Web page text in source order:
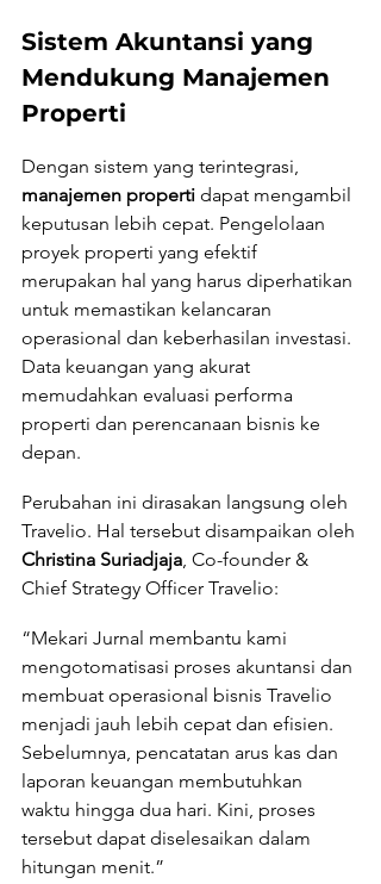
Sistem Akuntansi yang
Mendukung Manajemen
Properti
Dengan sistem yang terintegrasi,
manajemen properti dapat mengambil
keputusan lebih cepat. Pengelolaan
proyek properti yang efektif
merupakan hal yang harus diperhatikan
untuk memastikan kelancaran
operasional dan keberhasilan investasi.
Data keuangan yang akurat
memudahkan evaluasi performa
properti dan perencanaan bisnis ke
depan.
Perubahan ini dirasakan langsung oleh
Travelio. Hal tersebut disampaikan oleh
Christina Suriadjaja, Co-founder &
Chief Strategy Officer Travelio:
“Mekari Jurnal membantu kami
mengotomatisasi proses akuntansi dan
membuat operasional bisnis Travelio
menjadi jauh lebih cepat dan efisien.
Sebelumnya, pencatatan arus kas dan
laporan keuangan membutuhkan
waktu hingga dua hari. Kini, proses
tersebut dapat diselesaikan dalam
hitungan menit.”